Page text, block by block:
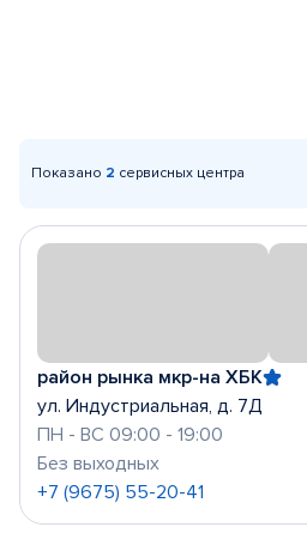
Показано 2 сервисных центра
район рынка мкр-на ХБК
ул. Индустриальная, д. 7Д
ПН - ВС 09:00 - 19:00
Без выходных
+7 (9675) 55-20-41